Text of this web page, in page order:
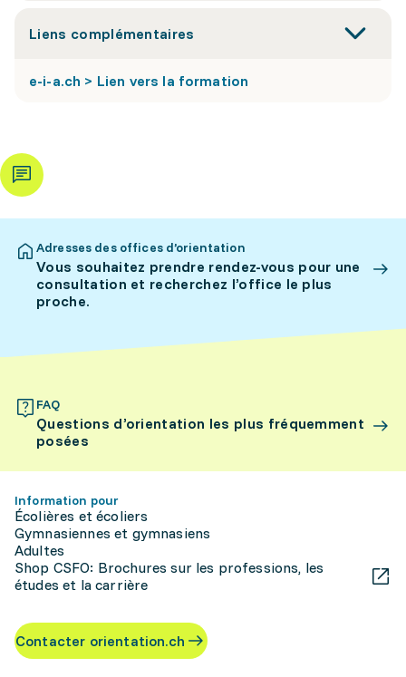
Liens complémentaires
e-i-a.ch > Lien vers la formation
Adresses des offices d’orientation
Vous souhaitez prendre rendez-vous pour une
consultation et recherchez l’office le plus
proche.
FAQ
Questions d’orientation les plus fréquemment
posées
Information pour
Écolières et écoliers
Gymnasiennes et gymnasiens
Adultes
Shop CSFO: Brochures sur les professions, les
études et la carrière
Contacter orientation.ch